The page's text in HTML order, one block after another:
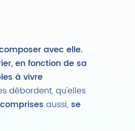
avec elle.
en fonction de sa
à vivre
débordent, qu'elles
aussi, se